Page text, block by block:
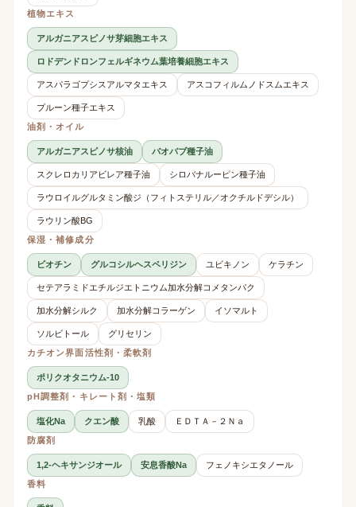
植物エキス
アルガニアスピノサ芽細胞エキス
ロドデンドロンフェルギネウム葉培養細胞エキス
アスパラゴプシスアルマタエキス アスコフィルムノドスムエキス
プルーン種子エキス
油剤・オイル
アルガニアスピノサ核油 バオバブ種子油
スクレロカリアビレア種子油 シロバナルーピン種子油
ラウロイルグルタミン酸ジ（フィトステリル／オクチルドデシル）
ラウリン酸BG
保湿・補修成分
ビオチン グルコシルヘスペリジン ユビキノン ケラチン
セテアラミドエチルジエトニウム加水分解コメタンパク
加水分解シルク 加水分解コラーゲン イソマルト
ソルビトール
グリセリン
カチオン界面活性剤・柔軟剤
ポリクオタニウム-10
pH調整剤・キレート剤・塩類
塩化Na クエン酸 乳酸
ＥＤＴＡ－２Ｎａ
防腐剤
1,2-ヘキサンジオール 安息香酸Na
フェノキシエタノール
香料